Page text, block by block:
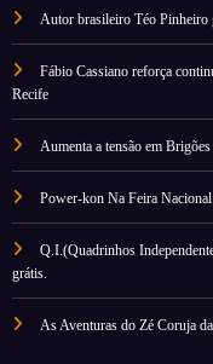
Autor brasileiro Téo Pinheiro
Fábio Cassiano reforça
Recife
Aumenta a tensão em
Power-kon Na Feira
Q.I.(Quadrinhos
grátis.
As Aventuras do Zé Coruja